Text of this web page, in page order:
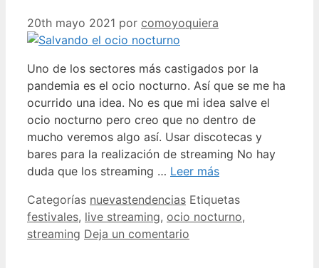
20th mayo 2021 por comoyoquiera
Uno de los sectores más castigados por la
pandemia es el ocio nocturno. Así que se me ha
ocurrido una idea. No es que mi idea salve el
ocio nocturno pero creo que no dentro de
mucho veremos algo así. Usar discotecas y
bares para la realización de streaming No hay
duda que los streaming … Leer más
Categorías nuevastendencias Etiquetas
festivales, live streaming, ocio nocturno,
streaming Deja un comentario